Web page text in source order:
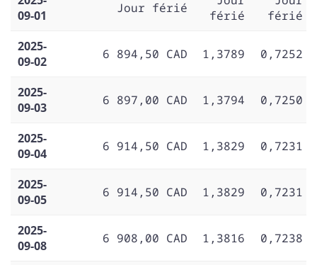
09-01
Jour férié
férié
férié
2025-
09-02
6 894,50 CAD 1,3789 0,7252
2025-
09-03
6 897,00 CAD 1,3794 0,7250
2025-
09-04
6 914,50 CAD 1,3829 0,7231
2025-
09-05
6 914,50 CAD 1,3829 0,7231
2025-
09-08
6 908,00 CAD 1,3816 0,7238